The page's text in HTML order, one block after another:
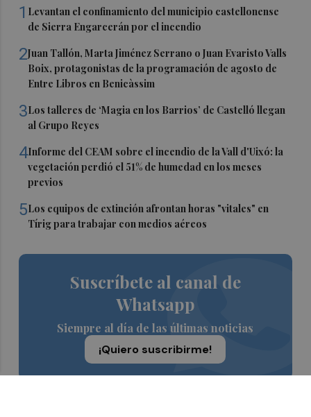
1 Levantan el confinamiento del municipio castellonense
de Sierra Engarcerán por el incendio
2Juan Tallón, Marta Jiménez Serrano o Juan Evaristo Valls
Boix, protagonistas de la programación de agosto de
Entre Libros en Benicàssim
3Los talleres de ‘Magia en los Barrios’ de Castelló llegan
al Grupo Reyes
4Informe del CEAM sobre el incendio de la Vall d'Uixó: la
vegetación perdió el 51% de humedad en los meses
previos
5Los equipos de extinción afrontan horas "vitales" en
Tírig para trabajar con medios aéreos
Suscríbete al canal de
Whatsapp
Siempre al día de las últimas noticias
¡Quiero suscribirme!